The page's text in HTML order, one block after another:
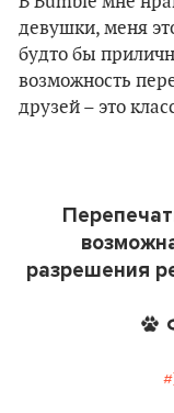
девушки, меня
будто бы
возможность
друзей – это
разрешения